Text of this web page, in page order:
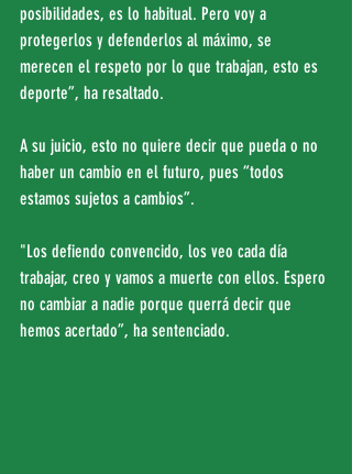
posibilidades, es lo habitual. Pero voy a
protegerlos y defenderlos al máximo, se
merecen el respeto por lo que trabajan, esto es
deporte”, ha resaltado.
A su juicio, esto no quiere decir que pueda o no
haber un cambio en el futuro, pues “todos
estamos sujetos a cambios”.
"Los defiendo convencido, los veo cada día
trabajar, creo y vamos a muerte con ellos. Espero
no cambiar a nadie porque querrá decir que
hemos acertado”, ha sentenciado.